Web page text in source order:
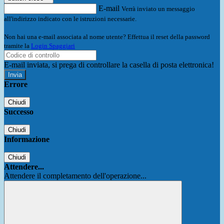
E-mail Verrà inviato un messaggio
all'indirizzo indicato con le istruzioni necessarie.
Non hai una e-mail associata al nome utente? Effettua il reset della password
tramite la Login Spaggiari
E-mail inviata, si prega di controllare la casella di posta elettronica!
Errore
Chiudi
Successo
Chiudi
Informazione
Chiudi
Attendere...
Attendere il completamento dell'operazione...